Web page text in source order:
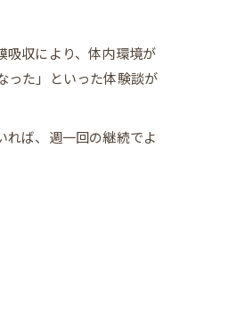
吸収により、体内環境が
った」といった体験談が
れば、週一回の継続でよ